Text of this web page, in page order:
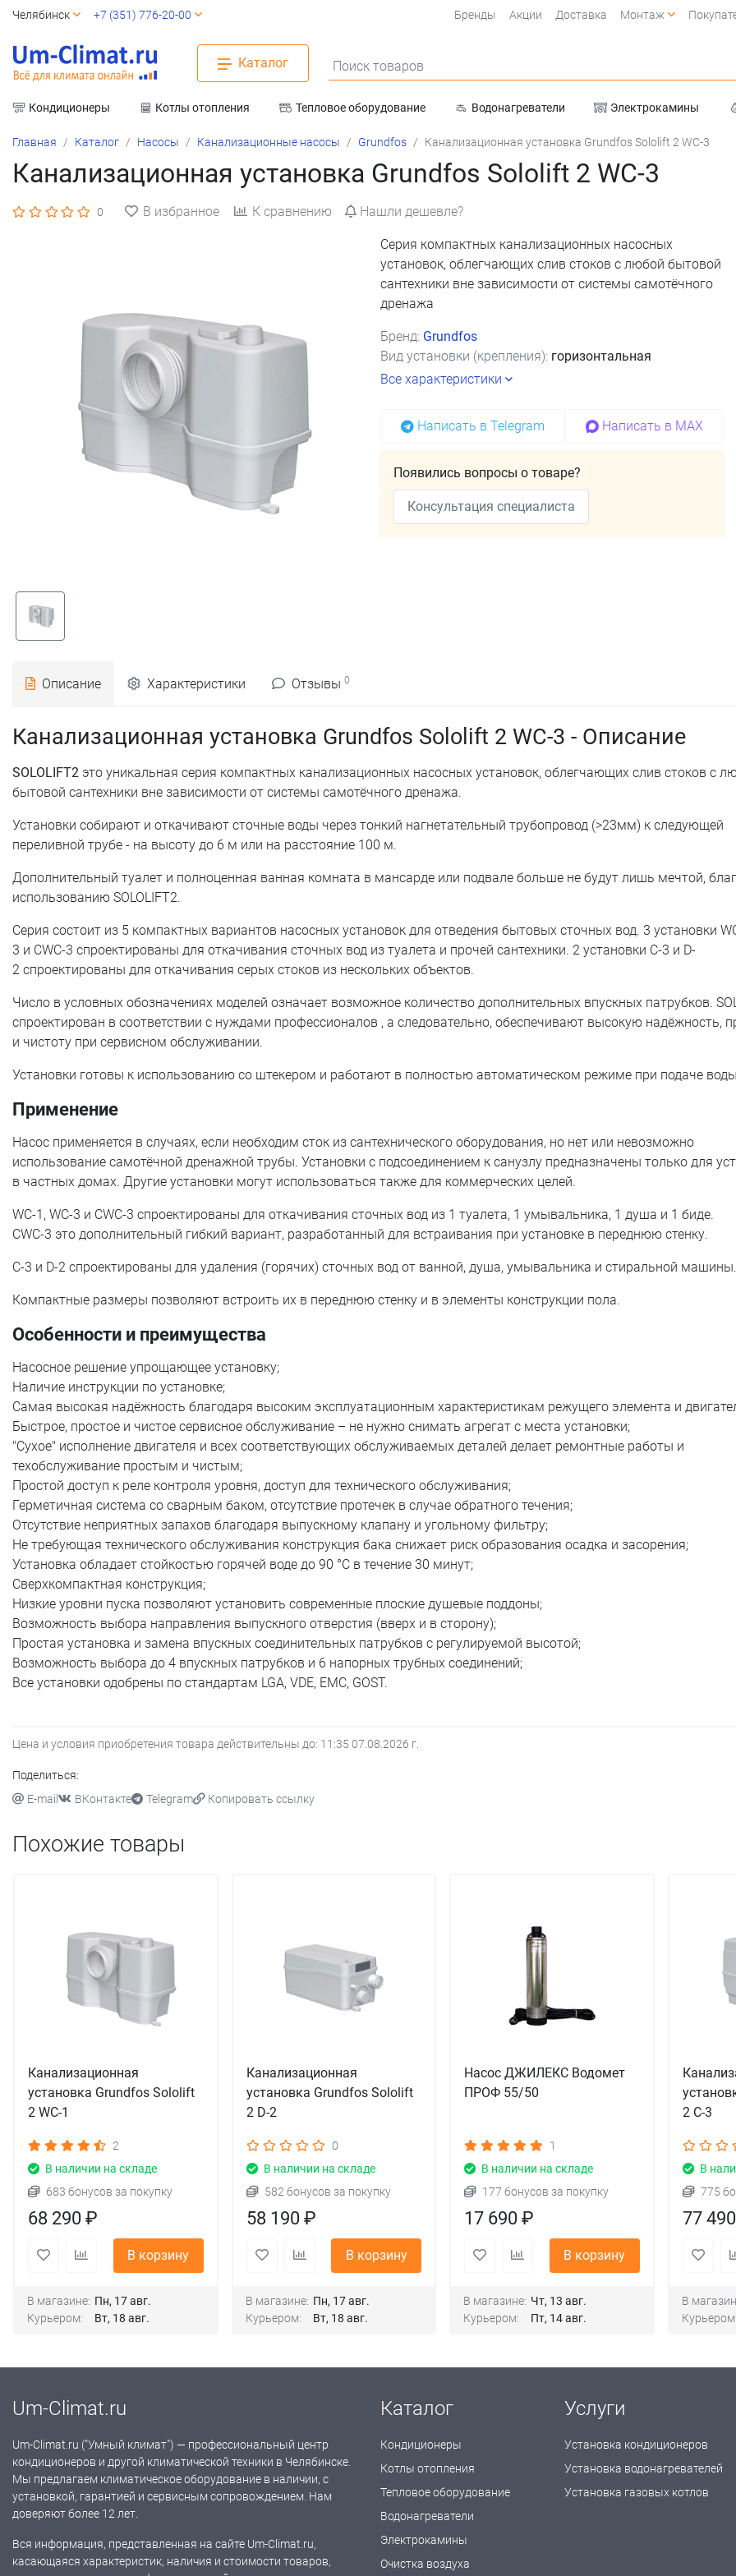
Кондиционеры Котлы отопления Тепловое оборудование Водонагреватели Электрокамины
Каталог Поиск товаров
Челябинск +7 (351) 776-20-00 Бренды Акции Доставка Монтаж
Главная Каталог Насосы Канализационные насосы Grundfos Канализационная установка Grundfos Sololift 2 WC-3
Канализационная установка Grundfos Sololift 2 WC-3
0 В избранное К сравнению Нашли дешевле?
Серия компактных канализационных насосных
установок, облегчающих слив стоков с любой бытовой
сантехники вне зависимости от системы самотёчного
дренажа
Бренд: Grundfos
Вид установки (крепления): горизонтальная
Все характеристики
Написать в Telegram Написать в MAX
Появились вопросы о товаре?
Консультация специалиста
Описание Характеристики Отзывы 0
Канализационная установка Grundfos Sololift 2 WC-3 - Описание
SOLOLIFT2 это уникальная серия компактных канализационных насосных установок, облегчающих слив стоков с
бытовой сантехники вне зависимости от системы самотёчного дренажа.
Установки собирают и откачивают сточные воды через тонкий нагнетательный трубопровод (>23мм) к следующей
переливной трубе - на высоту до 6 м или на расстояние 100 м.
Дополнительный туалет и полноценная ванная комната в мансарде или подвале больше не будут лишь мечтой,
использованию SOLOLIFT2.
Серия состоит из 5 компактных вариантов насосных установок для отведения бытовых сточных вод. 3 установки
3 и CWC-3 спроектированы для откачивания сточных вод из туалета и прочей сантехники. 2 установки C-3 и D-
2 спроектированы для откачивания серых стоков из нескольких объектов.
Число в условных обозначениях моделей означает возможное количество дополнительных впускных патрубков.
спроектирован в соответствии с нуждами профессионалов , а следовательно, обеспечивают высокую надёжность,
и чистоту при сервисном обслуживании.
Установки готовы к использованию со штекером и работают в полностью автоматическом режиме при подаче
Применение
Насос применяется в случаях, если необходим сток из сантехнического оборудования, но нет или невозможно
использование самотёчной дренажной трубы. Установки с подсоединением к санузлу предназначены только для
в частных домах. Другие установки могут использоваться также для коммерческих целей.
WC-1, WC-3 и CWC-3 спроектированы для откачивания сточных вод из 1 туалета, 1 умывальника, 1 душа и 1 биде.
CWC-3 это дополнительный гибкий вариант, разработанный для встраивания при установке в переднюю стенку.
C-3 и D-2 спроектированы для удаления (горячих) сточных вод от ванной, душа, умывальника и стиральной машины.
Компактные размеры позволяют встроить их в переднюю стенку и в элементы конструкции пола.
Особенности и преимущества
Насосное решение упрощающее установку;
Наличие инструкции по установке;
Самая высокая надёжность благодаря высоким эксплуатационным характеристикам режущего элемента и
Быстрое, простое и чистое сервисное обслуживание – не нужно снимать агрегат с места установки;
"Сухое" исполнение двигателя и всех соответствующих обслуживаемых деталей делает ремонтные работы и
техобслуживание простым и чистым;
Простой доступ к реле контроля уровня, доступ для технического обслуживания;
Герметичная система со сварным баком, отсутствие протечек в случае обратного течения;
Отсутствие неприятных запахов благодаря выпускному клапану и угольному фильтру;
Не требующая технического обслуживания конструкция бака снижает риск образования осадка и засорения;
Установка обладает стойкостью горячей воде до 90 °C в течение 30 минут;
Сверхкомпактная конструкция;
Низкие уровни пуска позволяют установить современные плоские душевые поддоны;
Возможность выбора направления выпускного отверстия (вверх и в сторону);
Простая установка и замена впускных соединительных патрубков с регулируемой высотой;
Возможность выбора до 4 впускных патрубков и 6 напорных трубных соединений;
Все установки одобрены по стандартам LGA, VDE, EMC, GOST.
Цена и условия приобретения товара действительны до: 11:35 07.08.2026 г.
Поделиться:
E-mail
ВКонтакте Telegram Копировать ссылку
Похожие товары
Канализационная
установка Grundfos Sololift
2 WC-1
2
В наличии на складе
683 бонусов за покупку
68 290 ₽
В корзину
В магазине: Пн, 17 авг.
Курьером:
Вт, 18 авг.
Канализационная
установка Grundfos Sololift
2 D-2
0
В наличии на складе
582 бонусов за покупку
58 190 ₽
В корзину
В магазине: Пн, 17 авг.
Курьером:
Вт, 18 авг.
Насос ДЖИЛЕКС Водомет
ПРОФ 55/50
1
В наличии на складе
177 бонусов за покупку
17 690 ₽
В корзину
В магазине: Чт, 13 авг.
Курьером:
Пт, 14 авг.
2 C-3
В
775
77
В
Курьером:
Um-Climat.ru
Um-Climat.ru ("Умный климат") — профессиональный центр
кондиционеров и другой климатической техники в Челябинске.
Мы предлагаем климатическое оборудование в наличии, с
установкой, гарантией и сервисным сопровождением. Нам
доверяют более 12 лет.
Вся информация, представленная на сайте Um-Climat.ru,
касающаяся характеристик, наличия и стоимости товаров,
Каталог
Кондиционеры
Котлы отопления
Тепловое оборудование
Водонагреватели
Электрокамины
Очистка воздуха
Услуги
Установка кондиционеров
Установка водонагревателей
Установка газовых котлов